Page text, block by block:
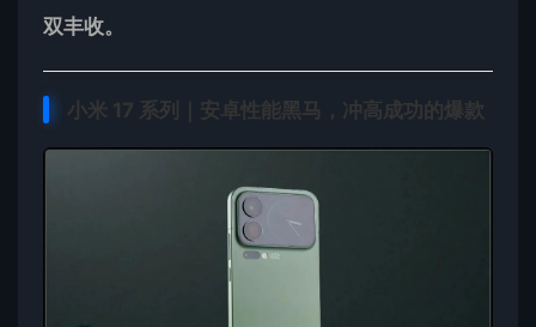
双丰收。
小米 17 系列｜安卓性能黑马，冲高成功的爆款